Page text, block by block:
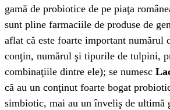
gamă de probiotice de pe piaţa
sunt pline farmaciile de produse de
aflat că este foarte important numărul
conţin, numărul şi tipurile de tulpini,
combinaţiile dintre ele); se numesc
că au un conţinut foarte bogat
simbiotic, mai au un înveliş de ultimă